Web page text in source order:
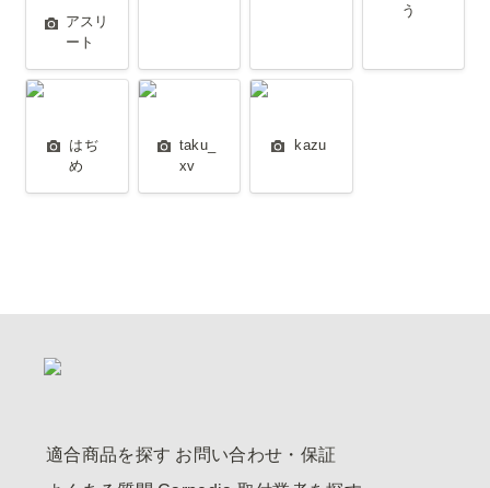
アスリ
ート
う
はぢめ
はぢ
め
taku_xv
taku_
xv
kazu
kazu
適合商品を探す お問い合わせ・保証